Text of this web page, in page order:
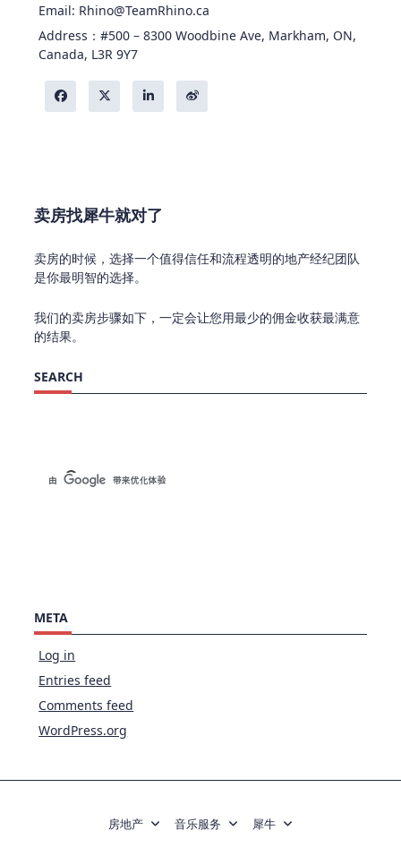
Email: Rhino@TeamRhino.ca
Address：#500 – 8300 Woodbine Ave, Markham, ON,
Canada, L3R 9Y7
卖房找犀牛就对了
卖房的时候，选择一个值得信任和流程透明的地产经纪团队
是你最明智的选择。
我们的卖房步骤如下，一定会让您用最少的佣金收获最满意
的结果。
SEARCH
META
Log in
Entries feed
Comments feed
WordPress.org
房地产 音乐服务 犀牛